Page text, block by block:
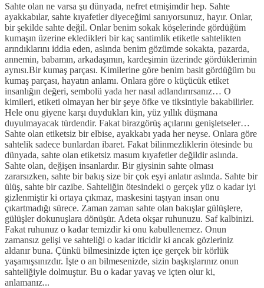
Sahte olan ne varsa şu dünyada, nefret etmişimdir hep. Sahte
ayakkabılar, sahte kıyafetler diyeceğimi sanıyorsunuz, hayır. Onlar,
bir şekilde sahte değil. Onlar benim sokak köşelerinde gördüğüm
kumaşın üzerine ekledikleri bir kaç santimlik etiketle sahtelikten
arındıklarını iddia eden, aslında benim gözümde sokakta, pazarda,
annemin, babamın, arkadaşımın, kardeşimin üzerinde gördüklerimin
aynısı.Bir kumaş parçası. Kimilerine göre benim basit gördüğüm bu
kumaş parçası, hayatın anlamı. Onlara göre o küçücük etiket
insanlığın değeri, sembolü yada her nasıl adlandırırsanız… O
kimileri, etiketi olmayan her bir şeye öfke ve tiksintiyle bakabilirler.
Hele onu giyene karşı duydukları kin, yüz yıllık düşmana
duyulmayacak türdendir. Fakat birazgörüş açılarını genişletseler…
Sahte olan etiketsiz bir elbise, ayakkabı yada her neyse. Onlara göre
sahtelik sadece bunlardan ibaret. Fakat bilinmezliklerin ötesinde bu
dünyada, sahte olan etiketsiz masum kıyafetler değildir aslında.
Sahte olan, değişen insanlardır. Bir giysinin sahte olması
zararsızken, sahte bir bakış size bir çok eşyi anlatır aslında. Sahte bir
ülüş, sahte bir cazibe. Sahteliğin ötesindeki o gerçek yüz o kadar iyi
gizlenmiştir ki ortaya çıkmaz, maskesini taşıyan insan onu
çıkartmadığı sürece. Zaman zaman sahte olan bakışlar gülüşlere,
gülüşler dokunuşlara dönüşür. Adeta okşar ruhunuzu. Saf kalbinizi.
Fakat ruhunuz o kadar temizdir ki onu kabullenemez. Onun
zamansız gelişi ve sahteliği o kadar iticidir ki ancak gözleriniz
aldanır buna. Çünkü bilmesinizde içten içe gerçek bir körlük
yaşamışsınızdır. İşte o an bilmesenizde, sizin başkışlarınız onun
sahteliğiyle dolmuştur. Bu o kadar yavaş ve içten olur ki,
anlamanız...